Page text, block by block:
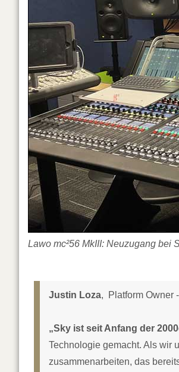
Lawo mc²56 MkIII: Neuzugang bei
Justin Loza, Platform Owner
„Sky ist seit Anfang der
Technologie gemacht. Als wir
zusammenarbeiten, das